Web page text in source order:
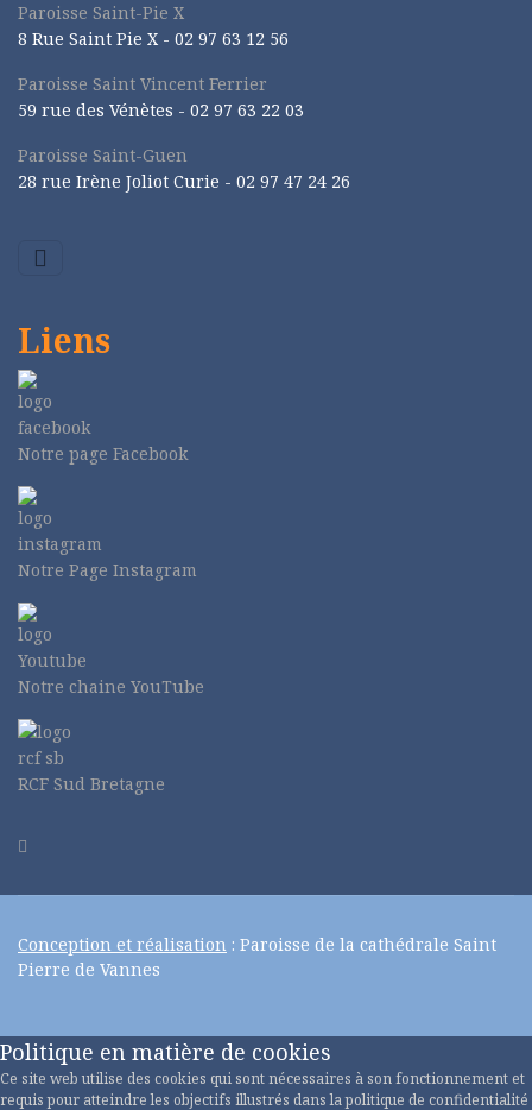
Paroisse Saint-Pie X
8 Rue Saint Pie X - 02 97 63 12 56
Paroisse Saint Vincent Ferrier
59 rue des Vénètes - 02 97 63 22 03
Paroisse Saint-Guen
28 rue Irène Joliot Curie - 02 97 47 24 26
Liens
Notre page Facebook
Notre Page Instagram
Notre chaine YouTube
RCF Sud Bretagne
Conception et réalisation : Paroisse de la cathédrale Saint
Pierre de Vannes
Politique en matière de cookies
Ce site web utilise des cookies qui sont nécessaires à son fonctionnement et
requis pour atteindre les objectifs illustrés dans la politique de confidentialité